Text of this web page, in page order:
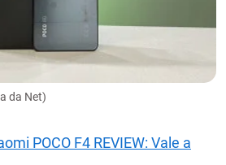
da Net)
POCO F4 REVIEW: Vale a